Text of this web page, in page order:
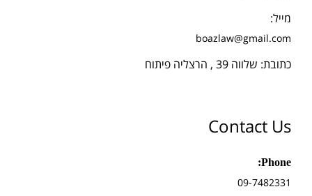
מייל:
boazlaw@gmail.com
כתובת: שלווה 39 , הרצליה פיתוח
Contact Us
Phone:
09-7482331